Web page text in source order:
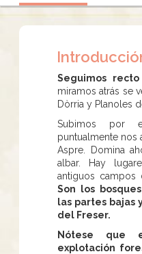
Seguimos recto
miramos atrás se
Dòrria y Planoles
Subimos por
puntualmente nos
Aspre. Domina
albar. Hay
antiguos campos
Son los
las partes bajas
del Freser.
Nótese que
explotación